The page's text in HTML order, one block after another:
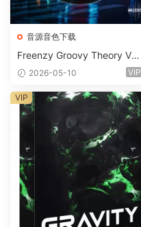
音源音色下载
Freenzy Groovy Theory Vol.
2 WAV
2026-05-10 VIP
VIP